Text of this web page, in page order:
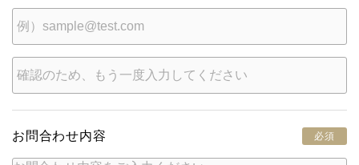
お問合わせ内容 必須